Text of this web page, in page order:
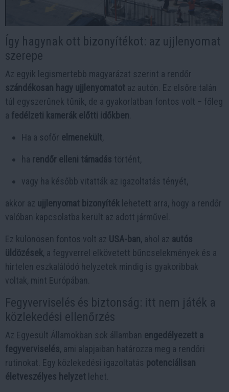
Így hagynak ott bizonyítékot: az ujjlenyomat
szerepe
Az egyik legismertebb magyarázat szerint a rendőr
szándékosan hagy ujjlenyomatot az autón. Ez elsőre talán
túl egyszerűnek tűnik, de a gyakorlatban fontos volt – főleg
a fedélzeti kamerák előtti időkben
Ha a sofőr elmenekült,
ha rendőr elleni támadás történt,
vagy ha később vitatták az igazoltatás tényét,
akkor az ujjlenyomat bizonyíték lehetett arra, hogy a rendőr
valóban kapcsolatba került az adott járművel.
Ez különösen fontos volt az USA-ban, ahol az autós
üldözések, a fegyverrel elkövetett bűncselekmények és a
hirtelen eszkalálódó helyzetek mindig is gyakoribbak
voltak, mint Európában.
Fegyverviselés és biztonság: itt nem játék a
közlekedési ellenőrzés
Az Egyesült Államokban sok államban engedélyezett a
fegyverviselés, ami alapjaiban határozza meg a rendőri
rutinokat. Egy közlekedési igazoltatás potenciálisan
életveszélyes helyzet lehet.